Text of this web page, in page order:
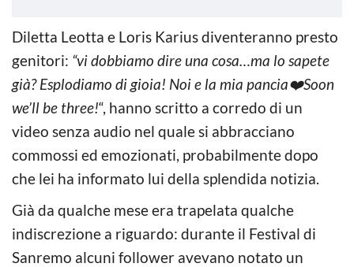
Diletta Leotta e Loris Karius diventeranno presto
genitori: “vi dobbiamo dire una cosa…ma lo sapete
già? Esplodiamo di gioia! Noi e la mia pancia❤️Soon
we’ll be three!“, hanno scritto a corredo di un
video senza audio nel quale si abbracciano
commossi ed emozionati, probabilmente dopo
che lei ha informato lui della splendida notizia.
Già da qualche mese era trapelata qualche
indiscrezione a riguardo: durante il Festival di
Sanremo alcuni follower avevano notato un